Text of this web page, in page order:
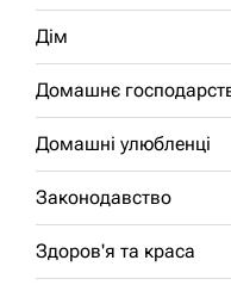
Дім
Домашнє
Домашні улюбленці
Законодавство
Здоров'я та краса